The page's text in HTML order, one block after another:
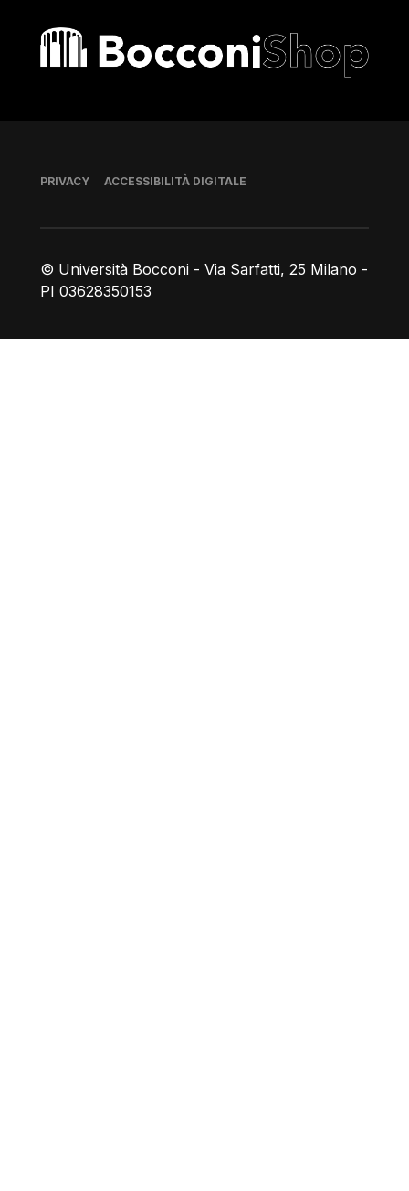
Bocconi shop
© Università Bocconi - Via Sarfatti, 25 Milano -
PI 03628350153
Piè di pagina
PRIVACY ACCESSIBILITÀ DIGITALE